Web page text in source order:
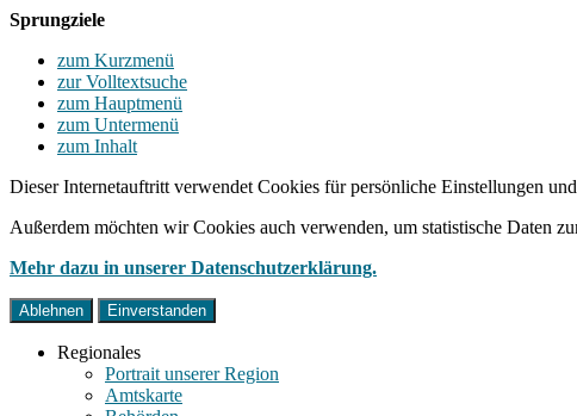
Sprungziele
zum Kurzmenü
zur Volltextsuche
zum Hauptmenü
zum Untermenü
zum Inhalt
Dieser Internetauftritt verwendet Cookies für persönliche Einstellungen
Außerdem möchten wir Cookies auch verwenden, um statistische Daten
Mehr dazu in unserer Datenschutzerklärung.
Ablehnen Einverstanden
Regionales
Portrait unserer Region
Amtskarte